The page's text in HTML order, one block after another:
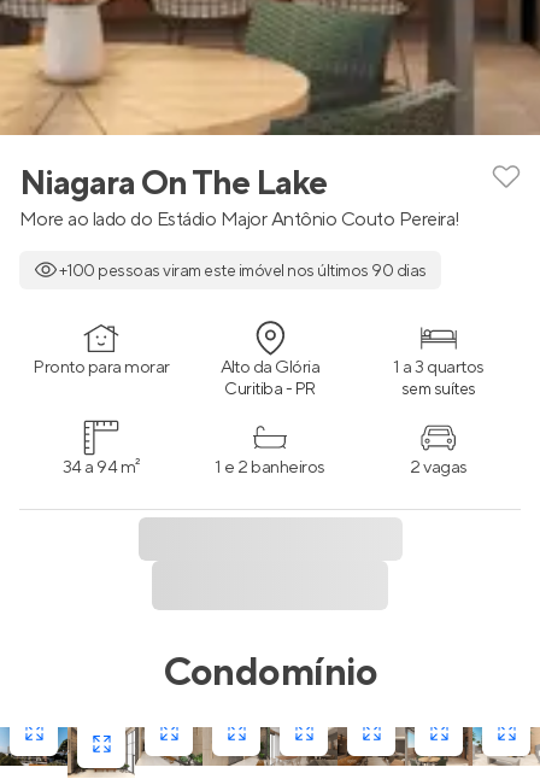
Niagara On The Lake
More ao lado do Estádio Major Antônio Couto Pereira!
+100 pessoas viram este imóvel nos últimos 90 dias
Pronto para morar Alto da Glória
Curitiba - PR
1 a 3 quartos
sem suítes
34 a 94 m² 1 e 2 banheiros 2 vagas
Condomínio